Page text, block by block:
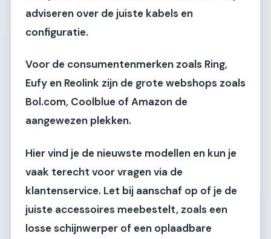
adviseren over de juiste kabels en
configuratie.
Voor de consumentenmerken zoals Ring,
Eufy en Reolink zijn de grote webshops zoals
Bol.com, Coolblue of Amazon de
aangewezen plekken.
Hier vind je de nieuwste modellen en kun je
vaak terecht voor vragen via de
klantenservice. Let bij aanschaf op of je de
juiste accessoires meebestelt, zoals een
losse schijnwerper of een oplaadbare